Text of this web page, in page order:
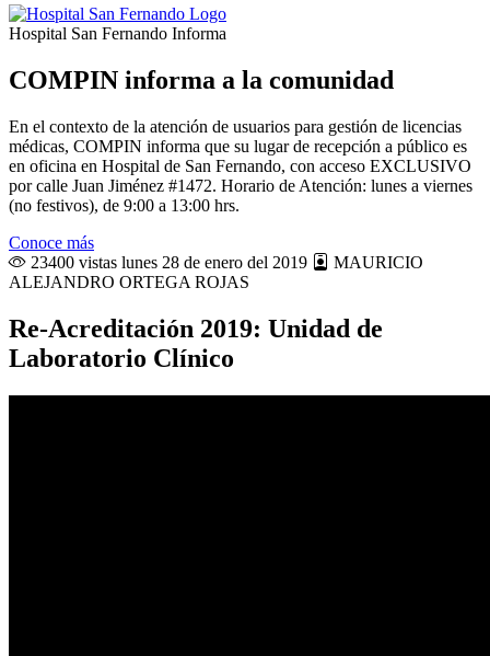
Hospital San Fernando Informa
COMPIN informa a la comunidad
En el contexto de la atención de usuarios para gestión de licencias
médicas, COMPIN informa que su lugar de recepción a público es
en oficina en Hospital de San Fernando, con acceso EXCLUSIVO
por calle Juan Jiménez #1472. Horario de Atención: lunes a viernes
(no festivos), de 9:00 a 13:00 hrs.
Conoce más
23400 vistas lunes 28 de enero del 2019
MAURICIO
ALEJANDRO ORTEGA ROJAS
Re-Acreditación 2019: Unidad de
Laboratorio Clínico